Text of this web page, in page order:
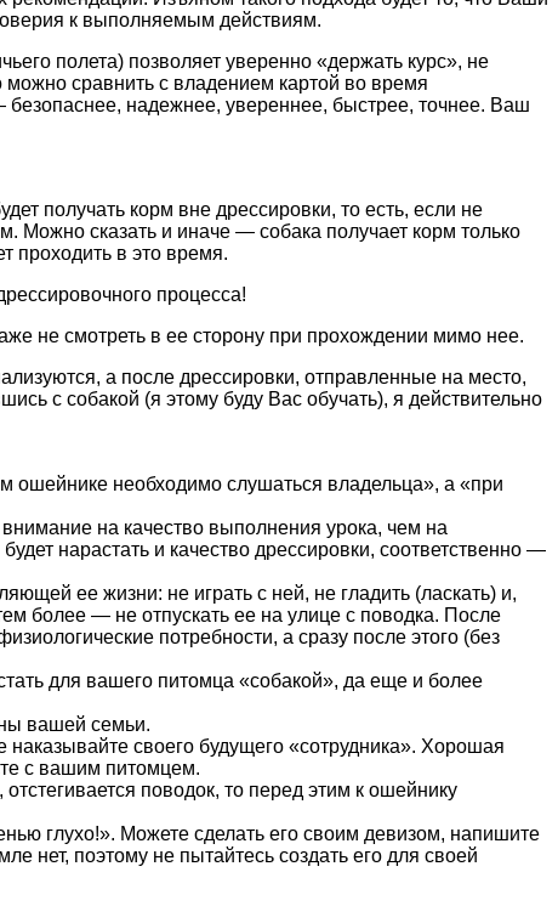
к выполняемым действиям.
полета) позволяет уверенно «держать курс», не
можно сравнить с владением картой во время
надежнее, увереннее, быстрее, точнее. Ваш
получать корм вне дрессировки, то есть, если не
сказать и иначе — собака получает корм только
проходить в это время.
процесса!
не смотреть в ее сторону при прохождении мимо нее.
а после дрессировки, отправленные на место,
с собакой (я этому буду Вас обучать), я действительно
ошейнике необходимо слушаться владельца», а «при
на качество выполнения урока, чем на
нарастать и качество дрессировки, соответственно —
ее жизни: не играть с ней, не гладить (ласкать) и,
более — не отпускать ее на улице с поводка. После
потребности, а сразу после этого (без
для вашего питомца «собакой», да еще и более
вашей семьи.
своего будущего «сотрудника». Хорошая
с вашим питомцем.
поводок, то перед этим к ошейнику
глухо!». Можете сделать его своим девизом, напишите
нет, поэтому не пытайтесь создать его для своей